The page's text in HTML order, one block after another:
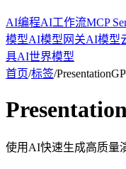
AI编程AI工作流MCP
模型AI模型网关AI模型
具AI世界模型
首页/标签/
使用AI快速生成高质量